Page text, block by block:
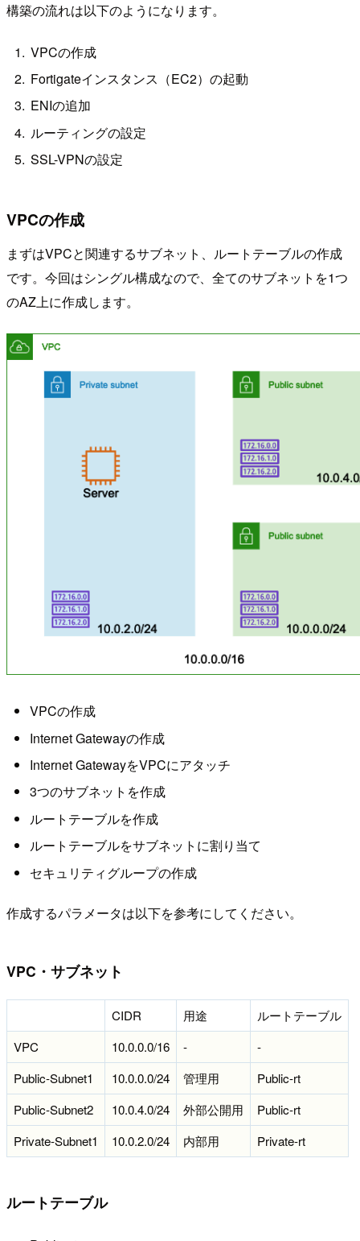
構築の流れは以下のようになります。
VPCの作成
Fortigateインスタンス（EC2）の起動
ENIの追加
ルーティングの設定
SSL-VPNの設定
VPCの作成
まずはVPCと関連するサブネット、ルートテーブルの作成
です。今回はシングル構成なので、全てのサブネットを1つ
のAZ上に作成します。
VPCの作成
Internet Gatewayの作成
Internet GatewayをVPCにアタッチ
3つのサブネットを作成
ルートテーブルを作成
ルートテーブルをサブネットに割り当て
セキュリティグループの作成
作成するパラメータは以下を参考にしてください。
VPC・サブネット
CIDR 用途
ルートテーブル
VPC
10.0.0.0/16 -
-
Public-Subnet1
10.0.0.0/24 管理用
Public-rt
Public-Subnet2
10.0.4.0/24 外部公開用
Public-rt
Private-Subnet1
10.0.2.0/24 内部用 Private-rt
ルートテーブル